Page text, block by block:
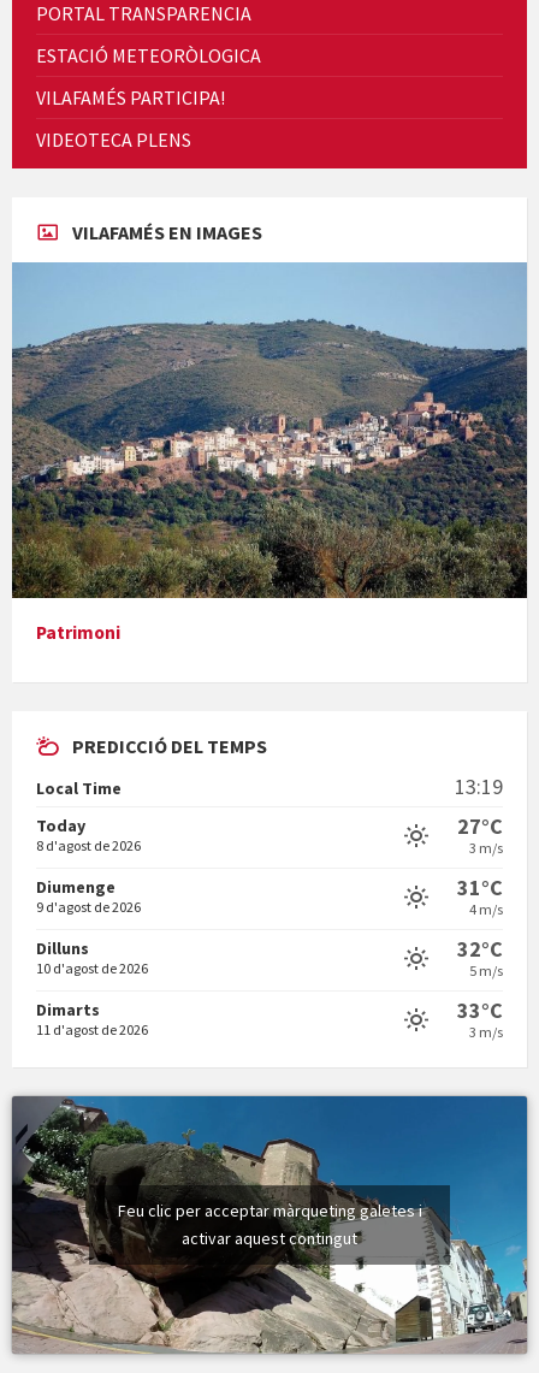
Cicle de Cine i Dones rurals
Concerts al Museu
Presentació del llibre &quot;La mare&quot;, d'Emma Zafon
En Bum
Vermuts a la Font. Hit parit
PORTAL TRANSPARENCIA
ESTACIÓ METEORÒLOGICA
VILAFAMÉS PARTICIPA!
VIDEOTECA PLENS
VILAFAMÉS EN IMAGES
Patrimoni
PREDICCIÓ DEL TEMPS
Local Time 13:19
Today
8 d'agost de 2026
27°C
3 m/s
Diumenge
9 d'agost de 2026
31°C
4 m/s
Dilluns
10 d'agost de 2026
32°C
5 m/s
Dimarts
11 d'agost de 2026
33°C
3 m/s
Feu clic per acceptar màrqueting galetes i
activar aquest contingut